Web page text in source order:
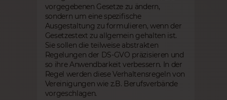
vorgegebenen Gesetze zu ändern,
sondern um eine spezifische
Ausgestaltung zu formulieren, wenn der
Gesetzestext zu allgemein gehalten ist.
Sie sollen die teilweise abstrakten
Regelungen der DS-GVO präzisieren und
so ihre Anwendbarkeit verbessern. In der
Regel werden diese Verhaltensregeln von
Vereinigungen wie z.B. Berufsverbände
vorgeschlagen.